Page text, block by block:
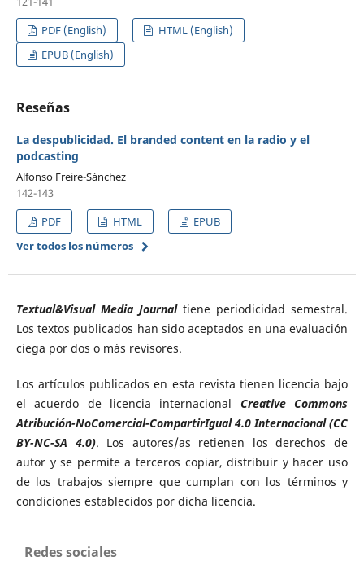
PDF (English)
HTML (English)
EPUB (English)
Reseñas
La despublicidad. El branded content en la radio y el
podcasting
Alfonso Freire-Sánchez
142-143
PDF
HTML
EPUB
Ver todos los números
Textual&Visual Media Journaltiene periodicidad semestral.
Los textos publicados han sido aceptados en una evaluación
ciega por dos o más revisores.
Los artículos publicados en esta revista tienen licencia bajo
el acuerdo de licencia internacional Creative Commons
Atribución-NoComercial-CompartirIgual 4.0 Internacional (CC
BY-NC-SA 4.0). Los autores/as retienen los derechos de
autor y se permite a terceros copiar, distribuir y hacer uso
de los trabajos siempre que cumplan con los términos y
condiciones establecidos por dicha licencia.
Redes sociales